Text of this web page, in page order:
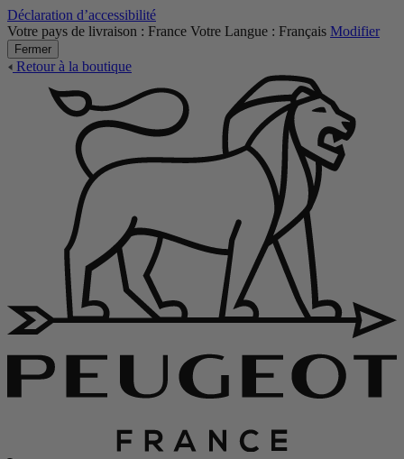
Déclaration d’accessibilité
Votre pays de livraison : France Votre Langue : Français Modifier
Fermer
Retour à la boutique